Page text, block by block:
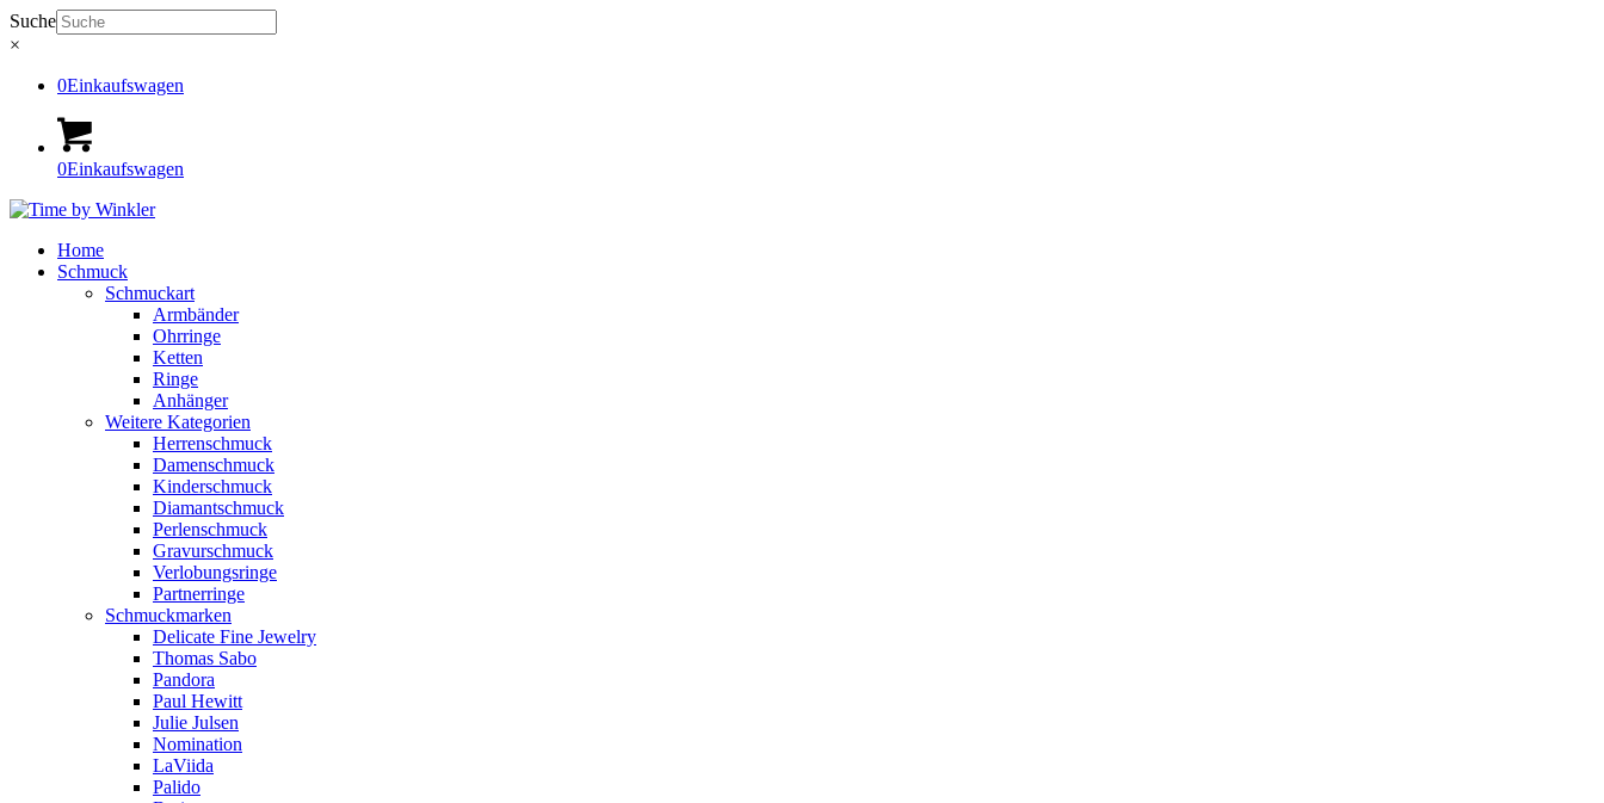
Suche
×
0Einkaufswagen
0Einkaufswagen
Home
Schmuck
Schmuckart
Armbänder
Ohrringe
Ketten
Ringe
Anhänger
Weitere Kategorien
Herrenschmuck
Damenschmuck
Kinderschmuck
Diamantschmuck
Perlenschmuck
Gravurschmuck
Verlobungsringe
Partnerringe
Schmuckmarken
Delicate Fine Jewelry
Thomas Sabo
Pandora
Paul Hewitt
Julie Julsen
Nomination
LaViida
Palido